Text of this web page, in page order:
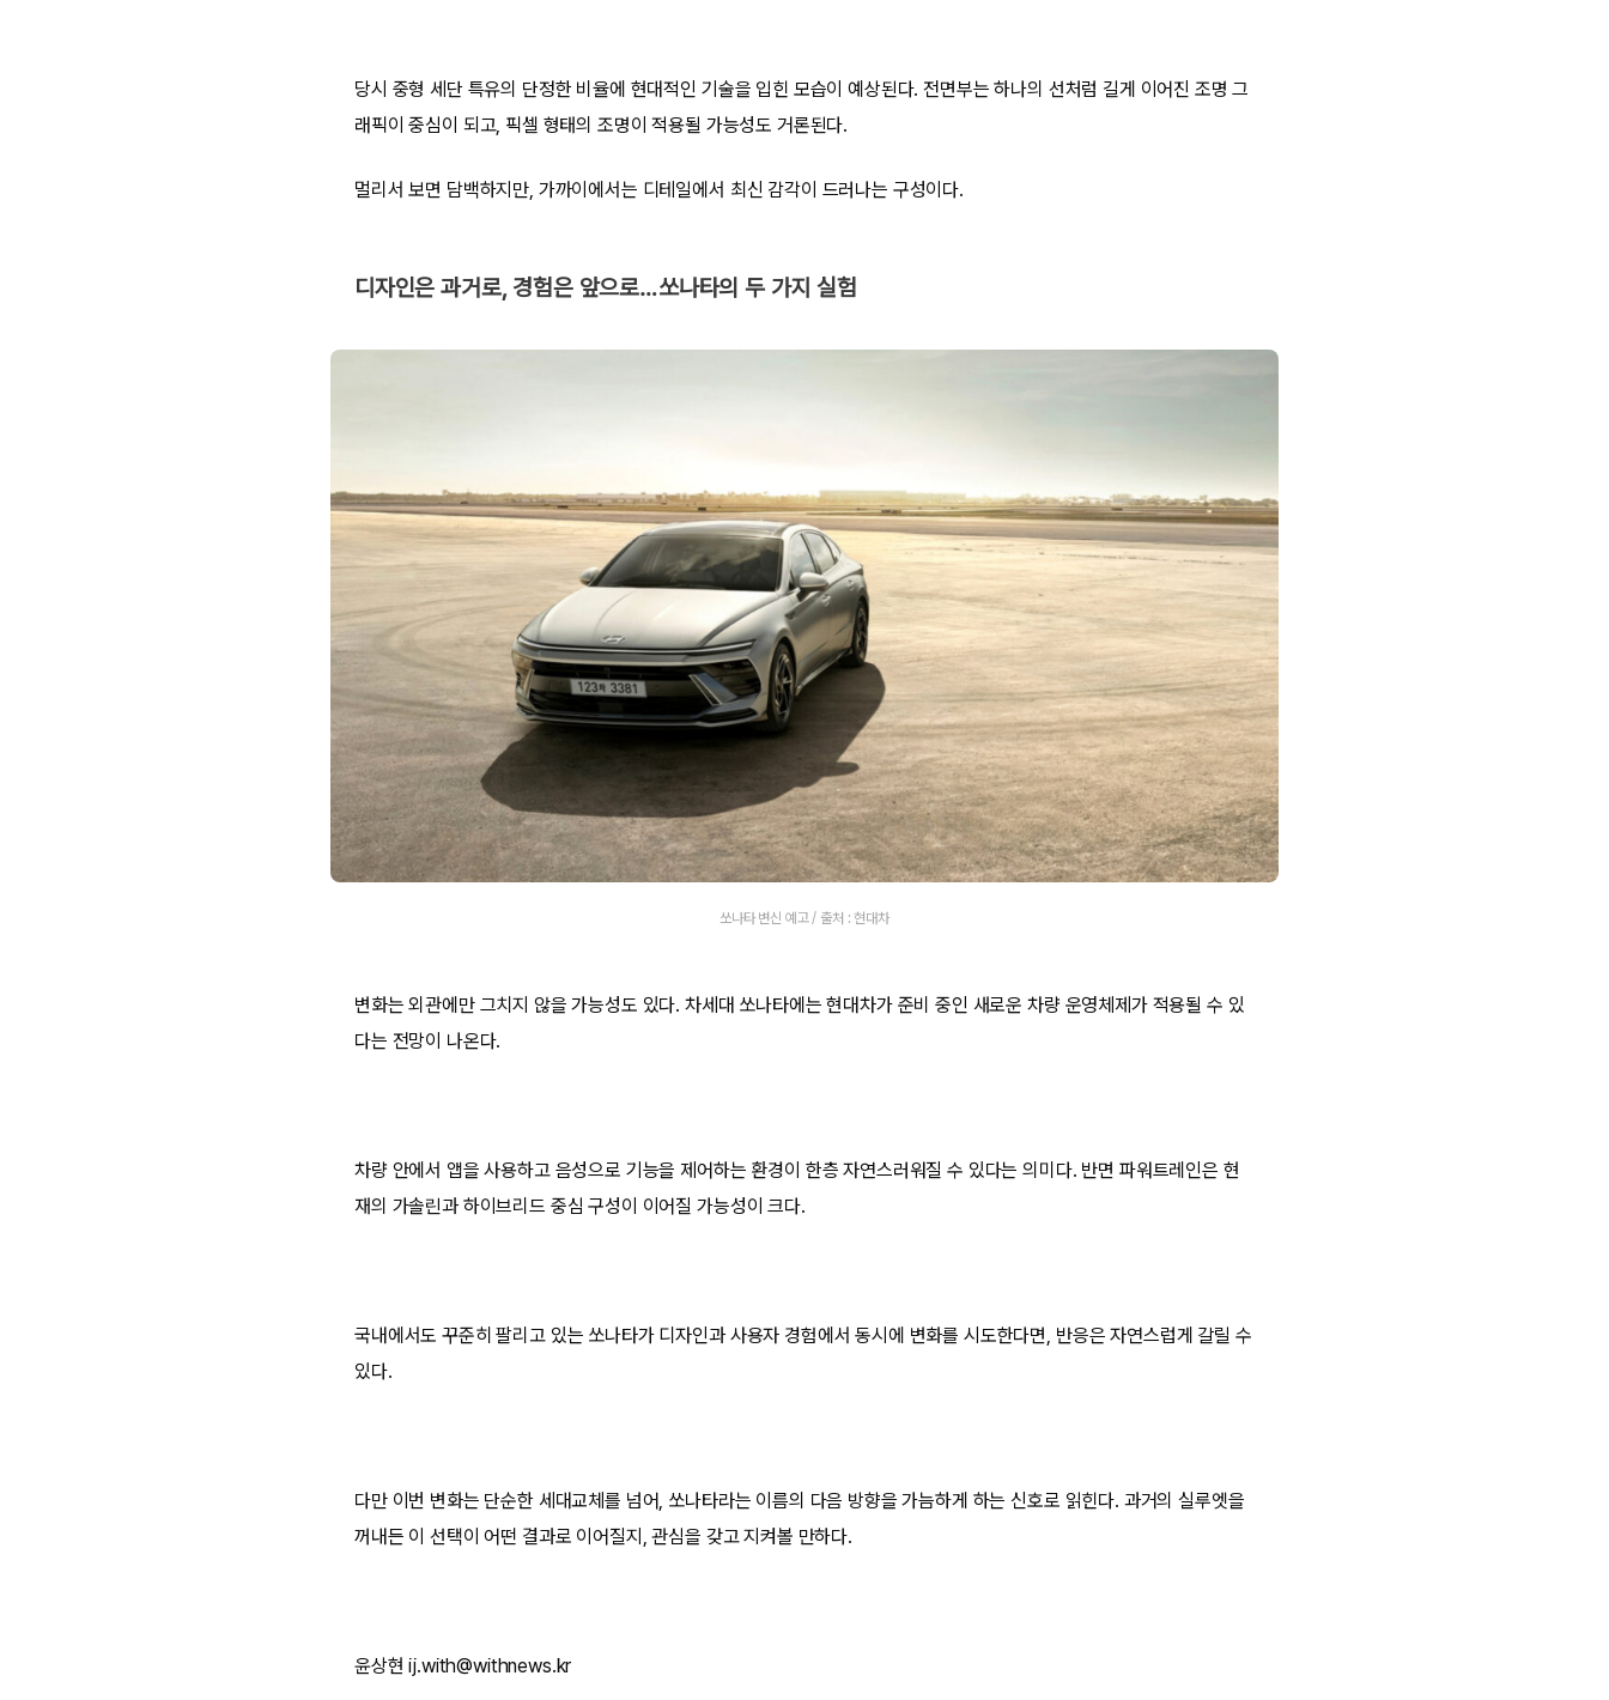
당시 중형 세단 특유의 단정한 비율에 현대적인 기술을 입힌 모습이 예상된다. 전면부는 하나의 선처럼 길게 이어진 조명 그
래픽이 중심이 되고, 픽셀 형태의 조명이 적용될 가능성도 거론된다.
멀리서 보면 담백하지만, 가까이에서는 디테일에서 최신 감각이 드러나는 구성이다.
디자인은 과거로, 경험은 앞으로…쏘나타의 두 가지 실험
쏘나타 변신 예고 / 출처 : 현대차
변화는 외관에만 그치지 않을 가능성도 있다. 차세대 쏘나타에는 현대차가 준비 중인 새로운 차량 운영체제가 적용될 수 있
다는 전망이 나온다.
차량 안에서 앱을 사용하고 음성으로 기능을 제어하는 환경이 한층 자연스러워질 수 있다는 의미다. 반면 파워트레인은 현
재의 가솔린과 하이브리드 중심 구성이 이어질 가능성이 크다.
국내에서도 꾸준히 팔리고 있는 쏘나타가 디자인과 사용자 경험에서 동시에 변화를 시도한다면, 반응은 자연스럽게 갈릴 수
있다.
다만 이번 변화는 단순한 세대교체를 넘어, 쏘나타라는 이름의 다음 방향을 가늠하게 하는 신호로 읽힌다. 과거의 실루엣을
꺼내든 이 선택이 어떤 결과로 이어질지, 관심을 갖고 지켜볼 만하다.
윤상현 ij.with@withnews.kr